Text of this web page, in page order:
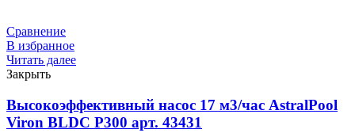
Сравнение
В избранное
Читать далее
Закрыть
Высокоэффективный насос 17 м3/час AstralPool
Viron BLDC P300 арт. 43431